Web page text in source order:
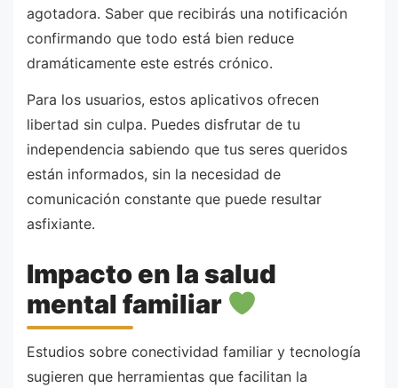
agotadora. Saber que recibirás una notificación
confirmando que todo está bien reduce
dramáticamente este estrés crónico.
Para los usuarios, estos aplicativos ofrecen
libertad sin culpa. Puedes disfrutar de tu
independencia sabiendo que tus seres queridos
están informados, sin la necesidad de
comunicación constante que puede resultar
asfixiante.
Impacto en la salud
mental familiar
Estudios sobre conectividad familiar y tecnología
sugieren que herramientas que facilitan la